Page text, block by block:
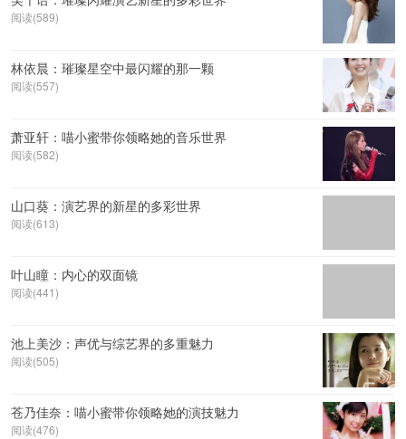
阅读(589)
林依晨：璀璨星空中最闪耀的那一颗
阅读(557)
萧亚轩：喵小蜜带你领略她的音乐世界
阅读(582)
山口葵：演艺界的新星的多彩世界
阅读(613)
叶山瞳：内心的双面镜
阅读(441)
池上美沙：声优与综艺界的多重魅力
阅读(505)
苍乃佳奈：喵小蜜带你领略她的演技魅力
阅读(476)